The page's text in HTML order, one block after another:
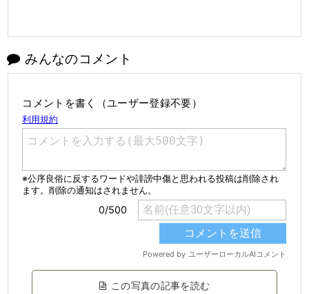
みんなのコメント
コメントを書く（ユーザー登録不要）
この写真の記事を読む